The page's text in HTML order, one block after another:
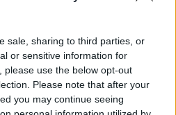
sale, sharing to third parties, or
or sensitive information for
please use the below opt-out
Please note that after your
you may continue seeing
treft, maar in de ruimte die
Bosz.
garantie op een makkelijke route.
Europees meetelt.